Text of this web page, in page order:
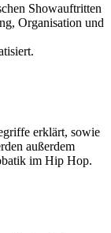
Showauftritten
Organisation und
erklärt, sowie
außerdem
im Hip Hop.